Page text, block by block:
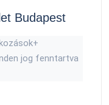
Budapest
+
jog fenntartva